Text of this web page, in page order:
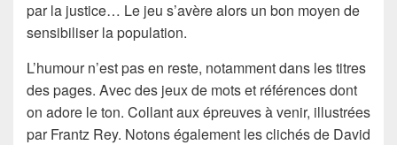
par la justice… Le jeu s’avère alors un bon moyen de
sensibiliser la population.
L’humour n’est pas en reste, notamment dans les titres
des pages. Avec des jeux de mots et références dont
on adore le ton. Collant aux épreuves à venir, illustrées
par Frantz Rey. Notons également les clichés de David